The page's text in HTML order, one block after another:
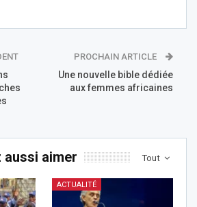
PROCHAIN ARTICLE
Une nouvelle bible dédiée
aux femmes africaines
Tout
aimer
ACTUALITÉ